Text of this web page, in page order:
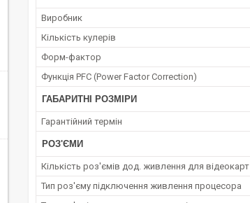
Виробник
Кількість кулерів
Форм-фактор
Функція PFC (Power Factor Correction)
ГАБАРИТНІ РОЗМІРИ
Гарантійний термін
РОЗ'ЄМИ
Кількість роз'ємів дод. живлення для відеокарт
Тип роз'єму підключення живлення процесора